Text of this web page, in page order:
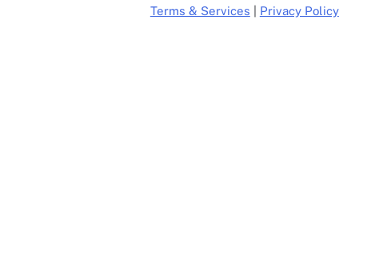
Terms & Services Privacy Policy